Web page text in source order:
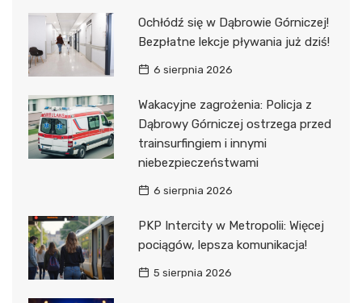
Ochłódź się w Dąbrowie Górniczej!
Bezpłatne lekcje pływania już dziś!
6 sierpnia 2026
Wakacyjne zagrożenia: Policja z
Dąbrowy Górniczej ostrzega przed
trainsurfingiem i innymi
niebezpieczeństwami
6 sierpnia 2026
PKP Intercity w Metropolii: Więcej
pociągów, lepsza komunikacja!
5 sierpnia 2026